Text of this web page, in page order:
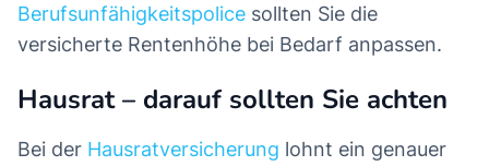
Berufsunfähigkeitspolice sollten Sie die
versicherte Rentenhöhe bei Bedarf anpassen.
Hausrat – darauf sollten Sie achten
Bei der Hausratversicherung lohnt ein genauer